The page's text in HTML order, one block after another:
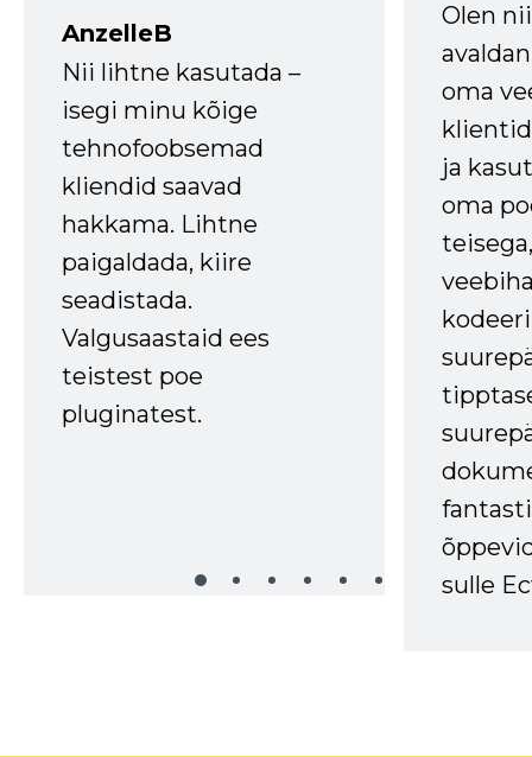
AnzelleB
Nii lihtne kasutada –
isegi minu kõige
tehnofoobsemad
kliendid saavad
hakkama. Lihtne
paigaldada, kiire
seadistada.
Valgusaastaid ees
teistest poe
pluginatest.
Olen
oma
ja
oma
sulle